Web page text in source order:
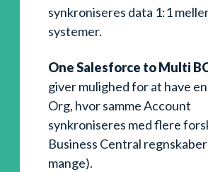
synkroniseres data 1:1
systemer.
One Salesforce to Multi
giver mulighed for at have
Org, hvor samme Account
synkroniseres med flere
Business Central
mange).